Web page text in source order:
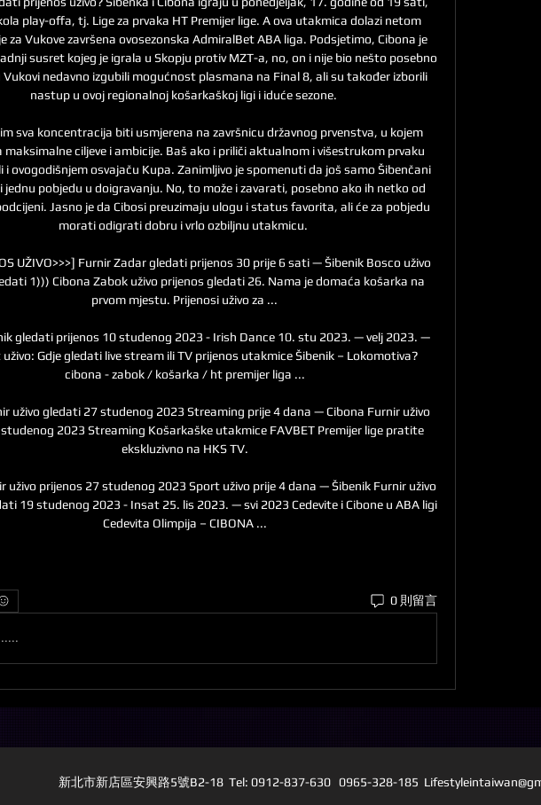
play-offa, tj. Lige za prvaka HT Premijer lige. A ova utakmica dolazi netom
za Vukove završena ovosezonska AdmiralBet ABA liga. Podsjetimo, Cibona je
susret kojeg je igrala u Skopju protiv MZT-a, no, on i nije bio nešto posebno
Vukovi nedavno izgubili mogućnost plasmana na Final 8, ali su također izborili
nastup u ovoj regionalnoj košarkaškoj ligi i iduće sezone.
sva koncentracija biti usmjerena na završnicu državnog prvenstva, u kojem
maksimalne ciljeve i ambicije. Baš ako i priliči aktualnom i višestrukom prvaku
i ovogodišnjem osvajaču Kupa. Zanimljivo je spomenuti da još samo Šibenčani
jednu pobjedu u doigravanju. No, to može i zavarati, posebno ako ih netko od
Jasno je da Cibosi preuzimaju ulogu i status favorita, ali će za pobjedu
morati odigrati dobru i vrlo ozbiljnu utakmicu.
UŽIVO>>>] Furnir Zadar gledati prijenos 30 prije 6 sati — Šibenik Bosco uživo
1))) Cibona Zabok uživo prijenos gledati 26. Nama je domaća košarka na
prvom mjestu. Prijenosi uživo za ...
gledati prijenos 10 studenog 2023 - Irish Dance 10. stu 2023. — velj 2023. —
Gdje gledati live stream ili TV prijenos utakmice Šibenik – Lokomotiva?
cibona - zabok / košarka / ht premijer liga ...
uživo gledati 27 studenog 2023 Streaming prije 4 dana — Cibona Furnir uživo
2023 Streaming Košarkaške utakmice FAVBET Premijer lige pratite
ekskluzivno na HKS TV.
uživo prijenos 27 studenog 2023 Sport uživo prije 4 dana — Šibenik Furnir uživo
19 studenog 2023 - Insat 25. lis 2023. — svi 2023 Cedevite i Cibone u ABA ligi
Cedevita Olimpija – CIBONA ...
0 則留言
新北市新店區安興路5號B2-18 Tel: 0912-837-630 0965-328-185 L